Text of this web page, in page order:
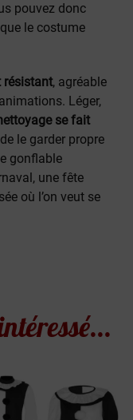
pouvez donc
le costume
résistant, agréable
Léger,
se fait
le garder propre
gonflable
une fête
où l’on veut se